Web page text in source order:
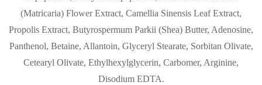
(Matricaria) Flower Extract, Camellia Sinensis Leaf Extract,
Propolis Extract, Butyrospermum Parkii (Shea) Butter, Adenosine,
Panthenol, Betaine, Allantoin, Glyceryl Stearate, Sorbitan Olivate,
Cetearyl Olivate, Ethylhexylglycerin, Carbomer, Arginine,
Disodium EDTA.